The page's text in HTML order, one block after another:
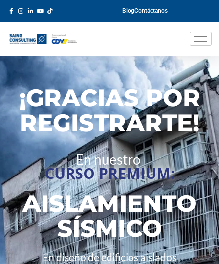
BlogContáctanos
¡GRACIAS POR
REGISTRARTE!
En nuestro
CURSO PREMIUM:
AISLAMIENTO
SÍSMICO
En diseño de edificios aislados